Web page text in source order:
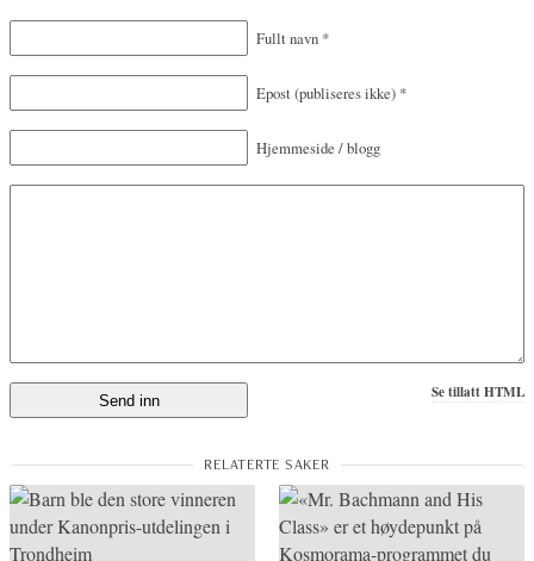
Fullt navn *
Epost(publiseres ikke) *
Hjemmeside / blogg
Se tillatt HTML